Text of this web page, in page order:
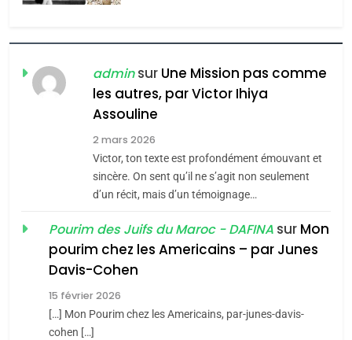
FIÈRE, DIGNE ET RÉSILIENTE :
POURQUOI JE REVENDIQUE
MA JUDAÏTE par Thérèse
Zrihen-Dvir
ISRAÉL JUDAISME
CE QUI NOUS MANQUE –
Jacques Hadida
JUDAISME
Maroc : Les amandes de
Tafraout, le miel de Tadla
du terroir
adminsur Une Mission pas comme
les autres, par Victor Ihiya
Assouline
2 mars 2026
Victor, ton texte est profondément émouvant et
sincère. On sent qu’il ne s’agit non seulement
d’un récit, mais d’un témoignage…
Pourim des Juifs du Maroc - DAFINA sur Mon
pourim chez les Americains – par Junes
Davis-Cohen
15 février 2026
[…] Mon Pourim chez les Americains, par-junes-davis-
cohen […]